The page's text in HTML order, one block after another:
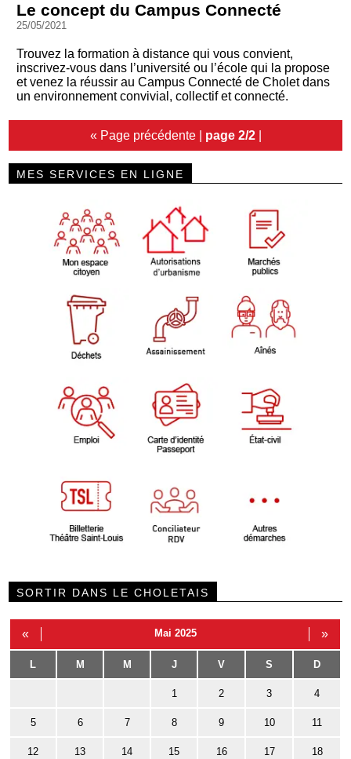
Le concept du Campus Connecté
25/05/2021
Trouvez la formation à distance qui vous convient,
inscrivez-vous dans l’université ou l’école qui la propose
et venez la réussir au Campus Connecté de Cholet dans
un environnement convivial, collectif et connecté.
« Page précédente| page 2/2|
MES SERVICES EN LIGNE
SORTIR DANS LE CHOLETAIS
« Mai 2025 »
L M M J V S D
1 2 3 4
5 6 7 8 9 10 11
12 13 14 15 16 17 18